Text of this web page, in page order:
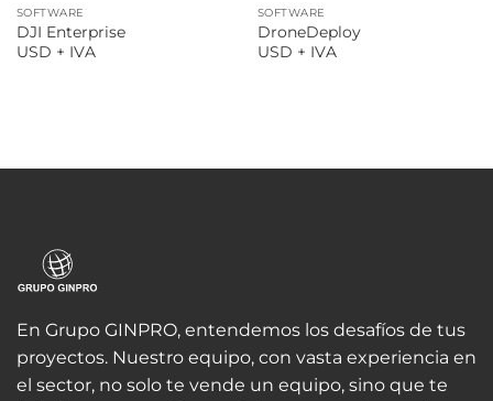
SOFTWARE
DJI Enterprise
USD + IVA
SOFTWARE
DroneDeploy
USD + IVA
En Grupo GINPRO, entendemos los desafíos de tus
proyectos. Nuestro equipo, con vasta experiencia en
el sector, no solo te vende un equipo, sino que te